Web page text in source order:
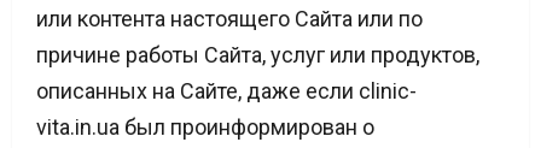
или контента настоящего Сайта или по
причине работы Сайта, услуг или продуктов,
описанных на Сайте, даже если clinic-
vita.in.ua был проинформирован о